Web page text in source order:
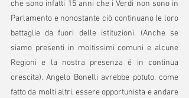
che sono infatti 15 anni che i Verdi non sono in
Parlamento e nonostante ciò continuano le loro
battaglie da fuori delle istituzioni. (Anche se
siamo presenti in moltissimi comuni e alcune
Regioni e la nostra presenza é in continua
crescita). Angelo Bonelli avrebbe potuto, come
fatto da molti altri, essere opportunista e andare